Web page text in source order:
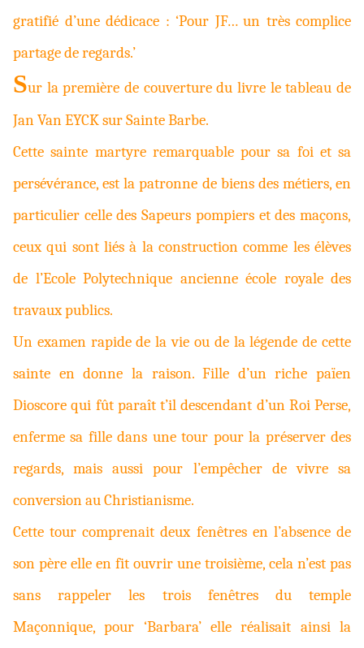
gratifié d’une dédicace : ‘Pour JF… un très complice
partage de regards.’
Sur la première de couverture du livre le tableau de
Jan Van EYCK sur Sainte Barbe.
Cette sainte martyre remarquable pour sa foi et sa
persévérance, est la patronne de biens des métiers, en
particulier celle des Sapeurs pompiers et des maçons,
ceux qui sont liés à la construction comme les élèves
de l’Ecole Polytechnique ancienne école royale des
travaux publics.
Un examen rapide de la vie ou de la légende de cette
sainte en donne la raison. Fille d’un riche païen
Dioscore qui fût paraît t’il descendant d’un Roi Perse,
enferme sa fille dans une tour pour la préserver des
regards, mais aussi pour l’empêcher de vivre sa
conversion au Christianisme.
Cette tour comprenait deux fenêtres en l’absence de
son père elle en fit ouvrir une troisième, cela n’est pas
sans rappeler les trois fenêtres du temple
Maçonnique, pour ‘Barbara’ elle réalisait ainsi la